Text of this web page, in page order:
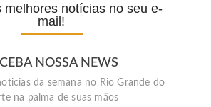
melhores notícias no seu e-
mail!
NOSSA NEWS
da semana no Rio Grande do
na palma de suas mãos